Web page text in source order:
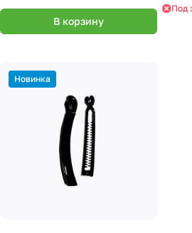
В корзину
Под
Новинка